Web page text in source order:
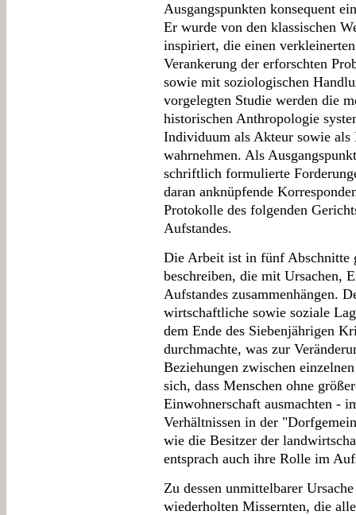
Ausgangspunkten konsequent
Er wurde von den klassischen
inspiriert, die einen
Verankerung der erforschten
sowie mit soziologischen
vorgelegten Studie werden die
historischen Anthropologie
Individuum als Akteur sowie als
wahrnehmen. Als
schriftlich formulierte
daran anknüpfende
Protokolle des folgenden
Aufstandes.
Die Arbeit ist in fünf Abschnitte
beschreiben, die mit Ursachen,
Aufstandes zusammenhängen.
wirtschaftliche sowie soziale
dem Ende des Siebenjährigen
durchmachte, was zur
Beziehungen zwischen
sich, dass Menschen ohne
Einwohnerschaft ausmachten -
Verhältnissen in der
wie die Besitzer der
entsprach auch ihre Rolle im
Zu dessen unmittelbarer
wiederholten Missernten, die